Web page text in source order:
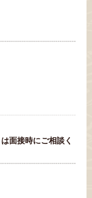
面接時にご相談く